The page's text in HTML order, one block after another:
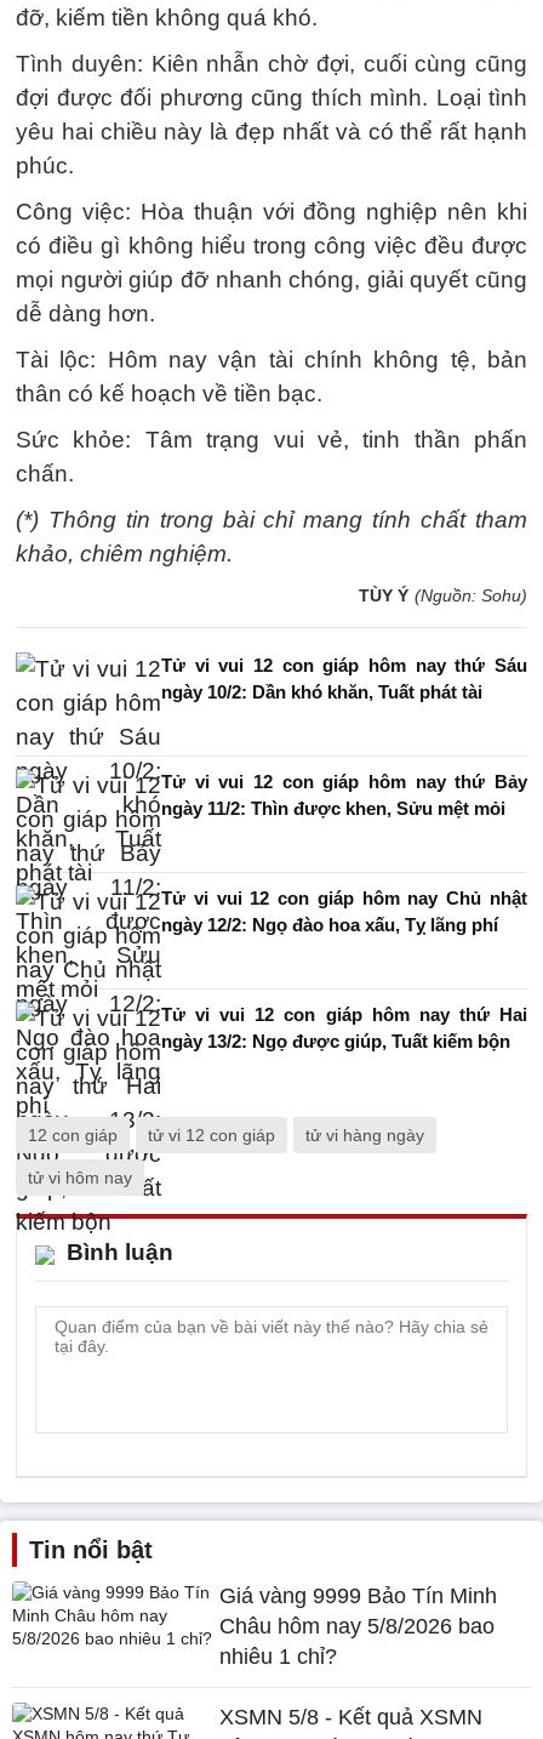
đỡ, kiếm tiền không quá khó.
Tình duyên: Kiên nhẫn chờ đợi, cuối cùng cũng
đợi được đối phương cũng thích mình. Loại tình
yêu hai chiều này là đẹp nhất và có thể rất hạnh
phúc.
Công việc: Hòa thuận với đồng nghiệp nên khi
có điều gì không hiểu trong công việc đều được
mọi người giúp đỡ nhanh chóng, giải quyết cũng
dễ dàng hơn.
Tài lộc: Hôm nay vận tài chính không tệ, bản
thân có kế hoạch về tiền bạc.
Sức khỏe: Tâm trạng vui vẻ, tinh thần phấn
chấn.
(*) Thông tin trong bài chỉ mang tính chất tham
khảo, chiêm nghiệm.
TÙY Ý (Nguồn: Sohu)
Tử vi vui 12 con giáp hôm nay thứ Sáu
ngày 10/2: Dần khó khăn, Tuất phát tài
Tử vi vui 12 con giáp hôm nay thứ Bảy
ngày 11/2: Thìn được khen, Sửu mệt mỏi
Tử vi vui 12 con giáp hôm nay Chủ nhật
ngày 12/2: Ngọ đào hoa xấu, Tỵ lãng phí
Tử vi vui 12 con giáp hôm nay thứ Hai
ngày 13/2: Ngọ được giúp, Tuất kiếm bộn
12 con giáp tử vi 12 con giáp tử vi hàng ngày
tử vi hôm nay
Bình luận
Tin nổi bật
Giá vàng 9999 Bảo Tín Minh
Châu hôm nay 5/8/2026 bao
nhiêu 1 chỉ?
XSMN 5/8 - Kết quả XSMN